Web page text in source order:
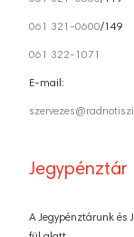
061 321-0600/149
061 322-1071
E-mail:
Jegypénztár
A Jegypénztárunk